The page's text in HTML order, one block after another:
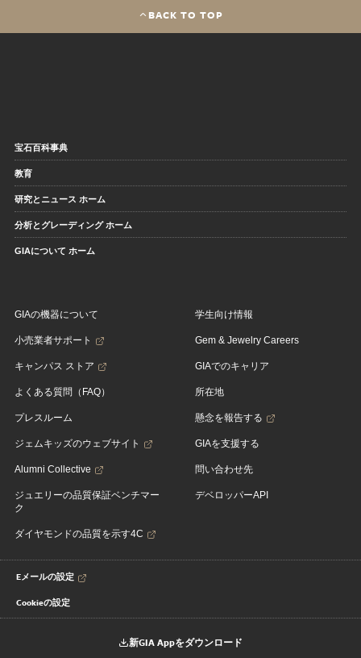
BACK TO TOP
宝石百科事典
教育
研究とニュース ホーム
分析とグレーディング ホーム
GIAについて ホーム
GIAの機器について
小売業者サポート
キャンパス ストア
よくある質問（FAQ）
プレスルーム
ジェムキッズのウェブサイト
Alumni Collective
ジュエリーの品質保証ベンチマー
ク
ダイヤモンドの品質を示す4C
学生向け情報
Gem & Jewelry Careers
GIAでのキャリア
所在地
懸念を報告する
GIAを支援する
問い合わせ先
デベロッパーAPI
Eメールの設定
Cookieの設定
新GIA Appをダウンロード